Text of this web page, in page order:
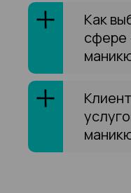
Как
сфере